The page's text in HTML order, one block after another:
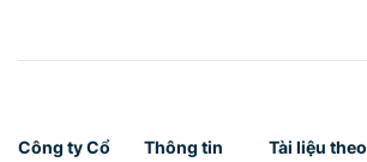
Công ty Cổ
Thông tin
Tài liệu theo